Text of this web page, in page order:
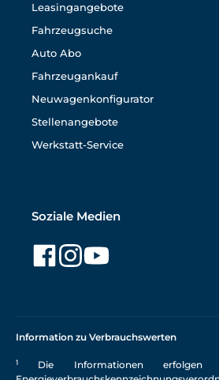
Leasingangebote
Fahrzeugsuche
Auto Abo
Fahrzeugankauf
Neuwagenkonfigurator
Stellenangebote
Werkstatt-Service
Soziale Medien
Information zu Verbrauchswerten
1
Die Informationen erfolgen